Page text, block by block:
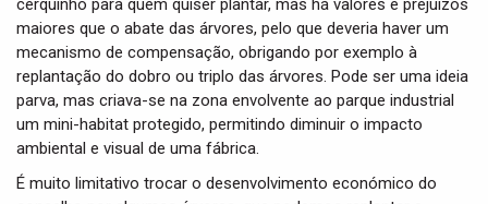
cerquinho para quem quiser plantar, mas há valores e prejuízos
maiores que o abate das árvores, pelo que deveria haver um
mecanismo de compensação, obrigando por exemplo à
replantação do dobro ou triplo das árvores. Pode ser uma ideia
parva, mas criava-se na zona envolvente ao parque industrial
um mini-habitat protegido, permitindo diminuir o impacto
ambiental e visual de uma fábrica.
É muito limitativo trocar o desenvolvimento económico do